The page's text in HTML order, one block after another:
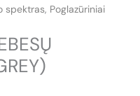
spektras, Poglazūriniai